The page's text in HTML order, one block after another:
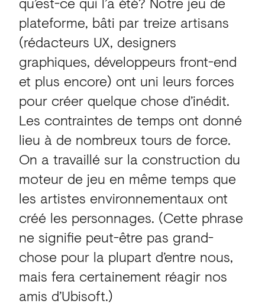
plateforme, bâti par treize artisans
(rédacteurs UX, designers
graphiques, développeurs front-end
et plus encore) ont uni leurs forces
pour créer quelque chose d’inédit.
Les contraintes de temps ont donné
lieu à de nombreux tours de force.
On a travaillé sur la construction du
moteur de jeu en même temps que
les artistes environnementaux ont
créé les personnages. (Cette phrase
ne signifie peut-être pas grand-
chose pour la plupart d’entre nous,
mais fera certainement réagir nos
amis d’Ubisoft.)